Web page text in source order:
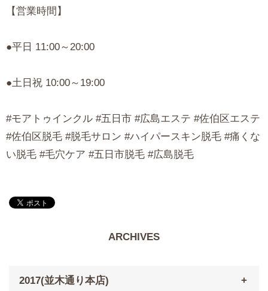
【営業時間】
●平日 11:00～20:00
●土日祝 10:00～19:00
#モアトゥインクル #五日市 #広島エステ #佐伯区エステ
#佐伯区脱毛 #脱毛サロン #ハイパースキン脱毛 #痛くな
い脱毛 #毛穴ケア #五日市脱毛 #広島脱毛
ARCHIVES
2017(並木通り本店)